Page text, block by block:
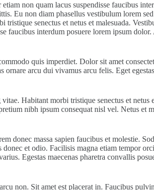
non quam lacus suspendisse faucibus
Eu non diam phasellus vestibulum lorem
senectus et netus et malesuada.
faucibus interdum posuere lorem ipsum
quis imperdiet. Dolor sit amet
arcu dui vivamus arcu felis. Eget
Habitant morbi tristique senectus et netus
nibh ipsum consequat nisl vel. Netus et
donec massa sapien faucibus et molestie.
et odio. Facilisis magna etiam tempor
Egestas maecenas pharetra convallis
non. Sit amet est placerat in. Faucibus